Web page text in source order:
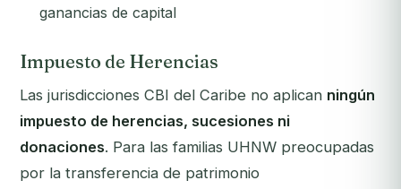
ganancias de capital
Impuesto de Herencias
Las jurisdicciones CBI del Caribe no aplican ningún
impuesto de herencias, sucesiones ni
donaciones. Para las familias UHNW preocupadas
por la transferencia de patrimonio